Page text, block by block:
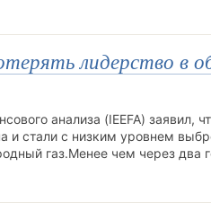
лидерство в
анализа (IEEFA) заявил,
и стали с низким уровнем
газ.Менее чем через два